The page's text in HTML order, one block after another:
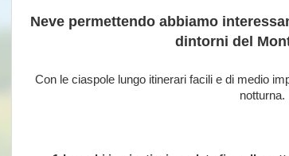
Neve permettendo abbiamo
dintorni del
Con le ciaspole lungo itinerari facili e di medio
notturna.